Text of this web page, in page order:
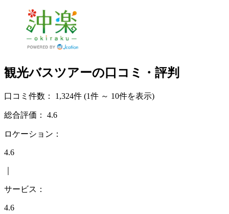
観光バスツアーの口コミ・評判
口コミ件数： 1,324件 (1件 ～ 10件を表示)
総合評価： 4.6
ロケーション：
4.6
サービス：
4.6